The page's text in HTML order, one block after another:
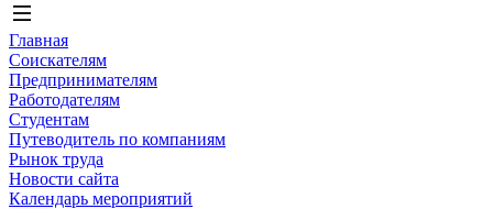
Главная
Соискателям
Предпринимателям
Работодателям
Студентам
Путеводитель по компаниям
Рынок труда
Новости сайта
Календарь мероприятий